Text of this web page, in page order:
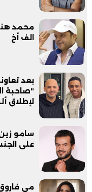
محمد
الف أخ
بعد
"صاحبة
لإطلاق
سامو
على
مي